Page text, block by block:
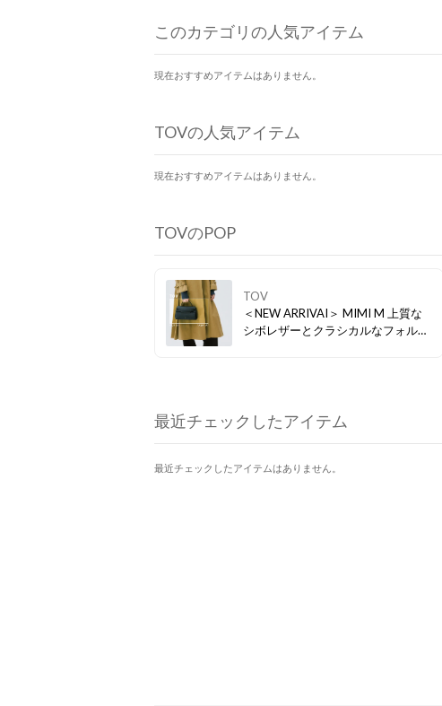
このカテゴリの人気アイテム
現在おすすめアイテムはありません。
TOVの人気アイテム
現在おすすめアイテムはありません。
TOVのPOP
TOV
＜NEW ARRIVAI＞ MIMI M 上質な
シボレザーとクラシカルなフォルム
最近チェックしたアイテム
最近チェックしたアイテムはありません。